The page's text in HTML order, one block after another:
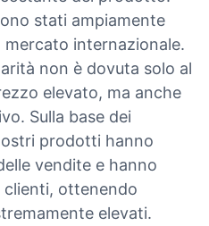
stati ampiamente
internazionale.
non è dovuta solo al
elevato, ma anche
Sulla base dei
prodotti hanno
vendite e hanno
ottenendo
elevati.